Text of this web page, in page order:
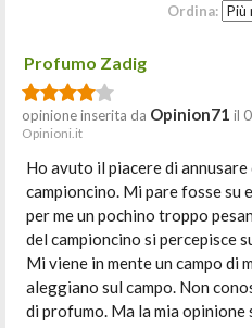
Ordina:
Profumo Zadig
opinione inserita da Opinion71 il
Opinioni.it
Ho avuto il piacere di
campioncino. Mi pare fosse su
per me un pochino troppo
del campioncino si percepisce
Mi viene in mente un campo di
aleggiano sul campo. Non
di profumo. Ma la mia opinione